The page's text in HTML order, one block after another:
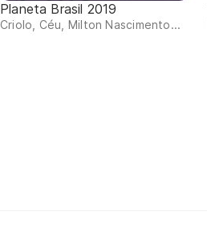
Planeta Brasil 2019
Criolo, Céu, Milton Nascimento...